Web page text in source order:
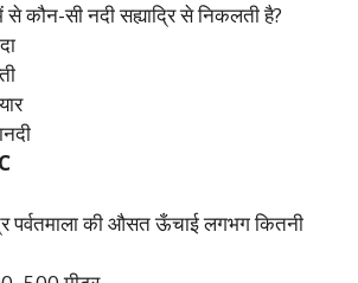
से कौन-सी नदी सह्याद्रि से निकलती है?
पर्वतमाला की औसत ऊँचाई लगभग कितनी